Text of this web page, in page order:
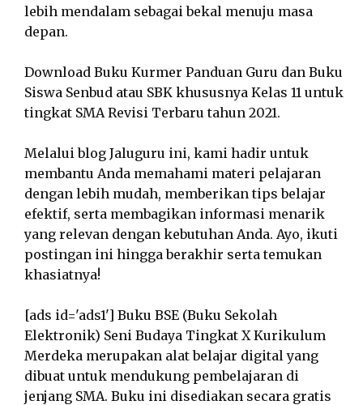
lebih mendalam sebagai bekal menuju masa
depan.
Download Buku Kurmer Panduan Guru dan Buku
Siswa Senbud atau SBK khususnya Kelas 11 untuk
tingkat SMA Revisi Terbaru tahun 2021.
Melalui blog Jaluguru ini, kami hadir untuk
membantu Anda memahami materi pelajaran
dengan lebih mudah, memberikan tips belajar
efektif, serta membagikan informasi menarik
yang relevan dengan kebutuhan Anda. Ayo, ikuti
postingan ini hingga berakhir serta temukan
khasiatnya!
[ads id='ads1'] Buku BSE (Buku Sekolah
Elektronik) Seni Budaya Tingkat X Kurikulum
Merdeka merupakan alat belajar digital yang
dibuat untuk mendukung pembelajaran di
jenjang SMA. Buku ini disediakan secara gratis